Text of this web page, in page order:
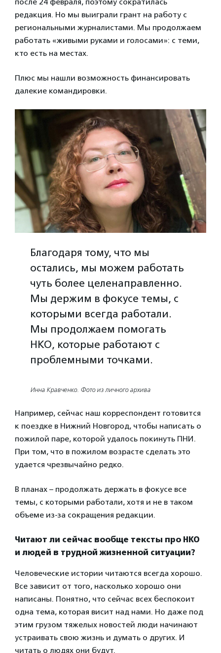
редакция. Но мы выиграли грант на работу с
региональными журналистами. Мы продолжаем
работать «живыми руками и голосами»: с теми,
кто есть на местах.
Плюс мы нашли возможность финансировать
далекие командировки.
Благодаря тому, что мы
остались, мы можем работать
чуть более целенаправленно.
Мы держим в фокусе темы, с
которыми всегда работали.
Мы продолжаем помогать
НКО, которые работают с
проблемными точками.
Инна Кравченко. Фото из личного архива
Например, сейчас наш корреспондент готовится
к поездке в Нижний Новгород, чтобы написать о
пожилой паре, которой удалось покинуть ПНИ.
При том, что в пожилом возрасте сделать это
удается чрезвычайно редко.
В планах – продолжать держать в фокусе все
темы, с которыми работали, хотя и не в таком
объеме из-за сокращения редакции.
Читают ли сейчас вообще тексты про НКО
и людей в трудной жизненной ситуации?
Человеческие истории читаются всегда хорошо.
Все зависит от того, насколько хорошо они
написаны. Понятно, что сейчас всех беспокоит
одна тема, которая висит над нами. Но даже под
этим грузом тяжелых новостей люди начинают
устраивать свою жизнь и думать о других. И
читать о людях они будут.